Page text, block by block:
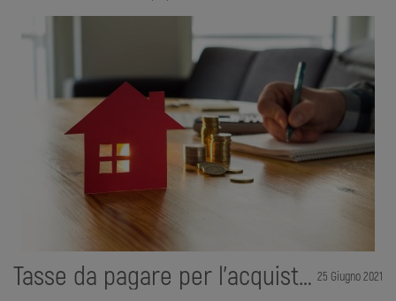
una persona. Ma è realmente così? È così positiva la scelta di accedere a un mutuo
per comprare casa? E l’affitto invece porta soltanto a cose negative? Se queste
sono alcune delle domande che ti frullano in t
Tasse da pagare per l’acquisto della prima casa 25 Giugno 2021